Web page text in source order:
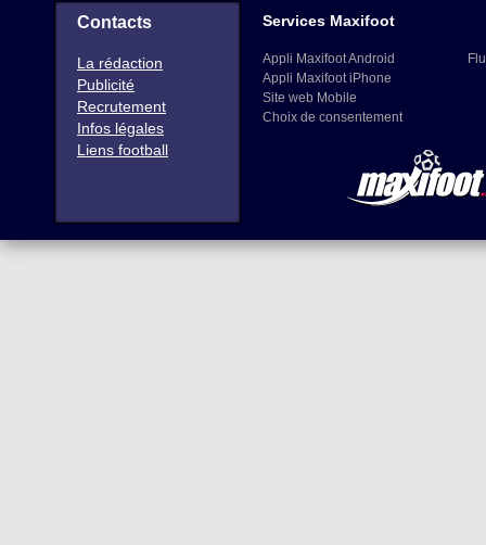
Contacts
La rédaction
Publicité
Recrutement
Infos légales
Liens football
Services Maxifoot
Appli Maxifoot Android
Appli Maxifoot iPhone
Site web Mobile
Choix de consentement